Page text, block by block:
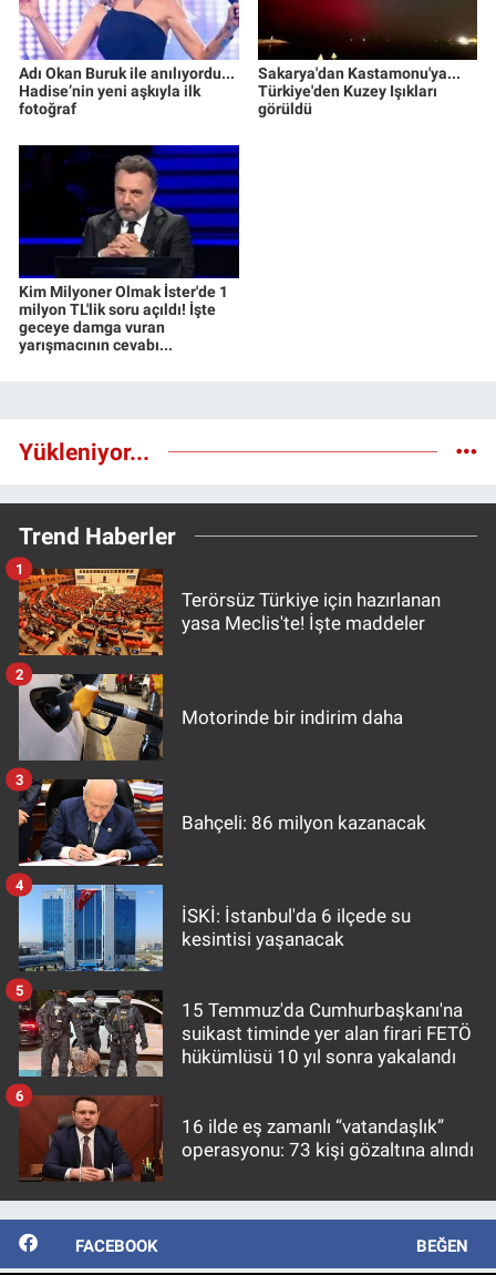
Adı Okan Buruk ile anılıyordu...
Hadise’nin yeni aşkıyla ilk
fotoğraf
Sakarya'dan Kastamonu'ya...
Türkiye'den Kuzey Işıkları
görüldü
Kim Milyoner Olmak İster'de 1
milyon TL'lik soru açıldı! İşte
geceye damga vuran
yarışmacının cevabı...
Yükleniyor...
Trend Haberler
Terörsüz Türkiye için hazırlanan
yasa Meclis'te! İşte maddeler
1
Motorinde bir indirim daha
2
Bahçeli: 86 milyon kazanacak
3
İSKİ: İstanbul'da 6 ilçede su
kesintisi yaşanacak
4
15 Temmuz'da Cumhurbaşkanı'na
suikast timinde yer alan firari FETÖ
hükümlüsü 10 yıl sonra yakalandı
5
16 ilde eş zamanlı “vatandaşlık”
operasyonu: 73 kişi gözaltına alındı
6
FACEBOOK BEĞEN